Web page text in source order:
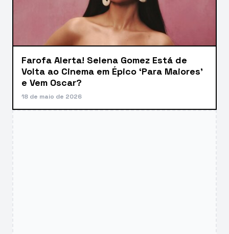
Farofa Alerta! Selena Gomez Está de
Volta ao Cinema em Épico ‘Para Maiores’
e Vem Oscar?
18 de maio de 2026